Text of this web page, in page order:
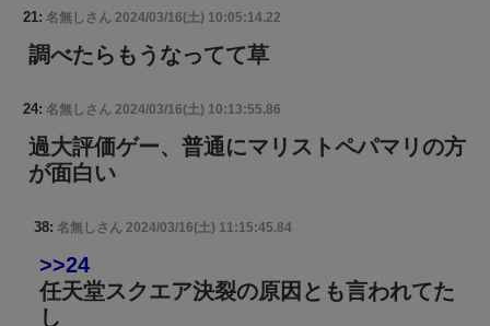
21: 名無しさん 2024/03/16(土) 10:05:14.22
調べたらもうなってて草
24: 名無しさん 2024/03/16(土) 10:13:55.86
過大評価ゲー、普通にマリストペパマリの方
が面白い
38: 名無しさん 2024/03/16(土) 11:15:45.84
>>24
任天堂スクエア決裂の原因とも言われてた
し